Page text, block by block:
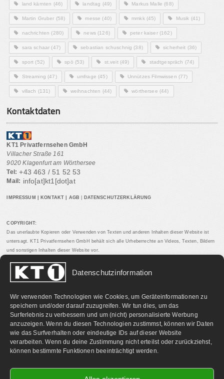
Datenschutzinformation
Wir verwenden Technologien wie Cookies, um Geräteinformationen zu
speichern und/oder darauf zuzugreifen. Wir tun dies, um das
Surferlebnis zu verbessern und um (nicht) personalisierte Werbung
anzuzeigen. Wenn du diesen Technologien zustimmst, können wir Daten
wie das Surfverhalten oder eindeutige IDs auf dieser Website
verarbeiten. Wenn du deine Zustimmung nicht erteilst oder zurückziehst,
können bestimmte Funktionen beeinträchtigt werden.
land kärnten (46) landtag (49) Markus Malle (68)
Martin Gruber (58) messe (40) mmkk(45) Musik (41)
nachrichten (280) news(126) peter kaiser(162)
sara schaar (47) sebastian schuschnig (38) sicherheit (36)
sport (52) spö (53) st.veit(49) stadtgespräch (74)
Streaming (47) umfrage (45) Unnützes Filmwissen (77)
villach (131) weihnachten (44) wörthersee (44)
Kontaktdaten
KT1 Privatfernsehen GmbH
Villacher Straße 161
9020 Klagenfurt am Wörthersee
Tel: +43 463 / 51 52 53
Mail: info[at]kt1[dot]at
IMPRESSUM KONTAKT AGB DATENSCHUTZERKLÄRUNG
COPYRIGHT:
Das unerlaubte Kopieren oder Verwenden von Texten und anderen Inhalten dieser Website ist
untersagt. KT1 Privatfernsehen GmbH behält sich alle Urheberrechte an Videos, Texten, Bildern
und sonstigen Inhalten dieser Website vor.
PARTNERLINKS: